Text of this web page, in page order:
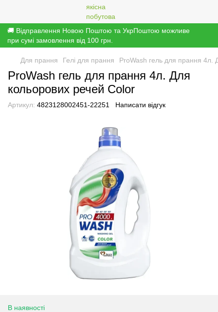
🚚 Відправлення Новою Поштою та УкрПоштою можливе
при сумі замовлення від 100 грн.
Для прання Гелі для прання ProWash гель для прання 4л.
ProWash гель для прання 4л. Для
кольорових речей Color
Артикул: 4823128002451-22251 Написати відгук
В наявності